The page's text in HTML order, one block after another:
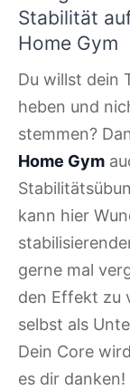
Stabilität
Home Gym
Du willst dein
heben und
stemmen?
Home Gym
kann hier
gerne mal
den Effekt zu
selbst als
Dein Core
es dir danken!